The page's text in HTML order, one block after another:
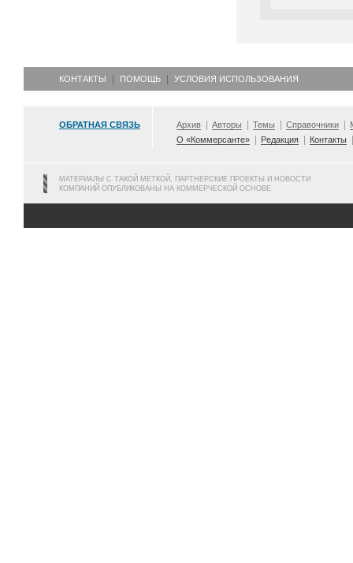
КОНТАКТЫ ПОМОЩЬ УСЛОВИЯ ИСПОЛЬЗОВАНИЯ
ОБРАТНАЯ СВЯЗЬ Архив Авторы Темы Справочники
О «Коммерсанте»
Редакция Контакты
МАТЕРИАЛЫ С ТАКОЙ МЕТКОЙ, ПАРТНЕРСКИЕ ПРОЕКТЫ И НОВОСТИ
КОМПАНИЙ ОПУБЛИКОВАНЫ НА КОММЕРЧЕСКОЙ ОСНОВЕ